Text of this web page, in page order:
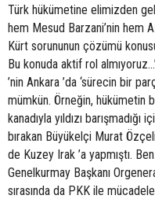
Türk hükümetine elimizden
hem Mesud Barzani’nin hem
Kürt sorununun çözümü
Bu konuda aktif rol
’nin Ankara ’da ‘sürecin bir
mümkün. Örneğin, hükümetin
kanadıyla yıldızı
bırakan Büyükelçi Murat
de Kuzey Irak ’a yapmıştı.
Genelkurmay Başkanı
sırasında da PKK ile